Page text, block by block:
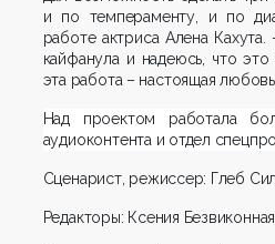
и по темпераменту, и по
работе актриса Алена
кайфанула и надеюсь, что
эта работа – настоящая
Над проектом работала
аудиоконтента и отдел
Сценарист, режиссер: Глеб
Редакторы: Ксения